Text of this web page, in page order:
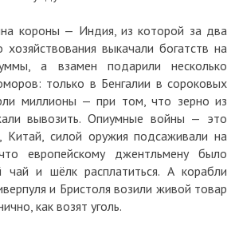
короны — Индия, из которой за два
хозяйствования выкачали богатств на
а взамен подарили несколько
только в Бенгалии в сороковых
миллионы — при том, что зерно из
вывозить. Опиумные войны — это
Китай, силой оружия подсаживали на
европейскому джентльмену было
чай и шёлк расплатиться. А корабли
и Бристоля возили живой товар
как возят уголь.